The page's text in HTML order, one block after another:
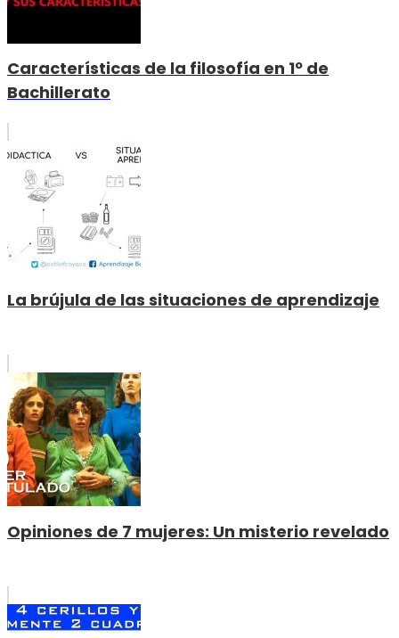
Características de la filosofía en 1º de
Bachillerato
La brújula de las situaciones de aprendizaje
Opiniones de 7 mujeres: Un misterio revelado